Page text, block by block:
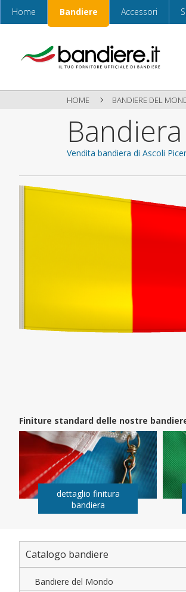
Home Bandiere Accessori
HOME BANDIERE DEL
Vendita bandiera di Ascoli
Finiture standard delle nostre
dettaglio finitura
bandiera
Catalogo bandiere
Bandiere del Mondo